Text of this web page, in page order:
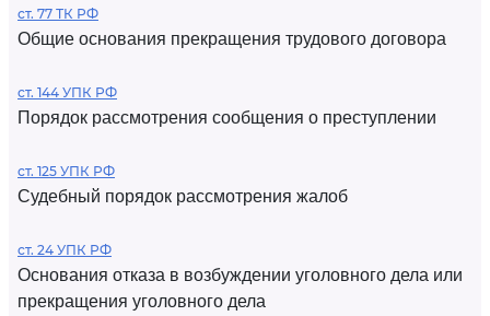
ст. 77 ТК РФ
Общие основания прекращения трудового договора
ст. 144 УПК РФ
Порядок рассмотрения сообщения о преступлении
ст. 125 УПК РФ
Судебный порядок рассмотрения жалоб
ст. 24 УПК РФ
Основания отказа в возбуждении уголовного дела или
прекращения уголовного дела